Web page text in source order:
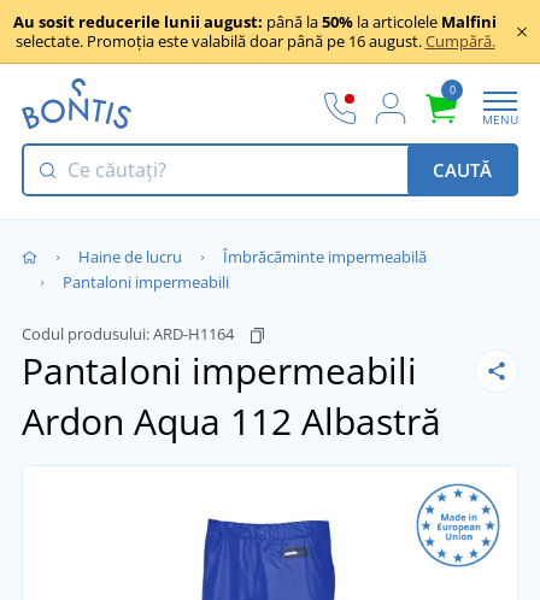
Au sosit reducerile lunii august: până la50% la articolele Malfini
selectate. Promoția este valabilă doar până pe 16 august.Cumpără.
0
MENU
CAUTĂ
Haine de lucru
Îmbrăcăminte impermeabilă
Pantaloni impermeabili
Codul produsului:ARD-H1164
Pantaloni impermeabili
Ardon Aqua 112 Albastră